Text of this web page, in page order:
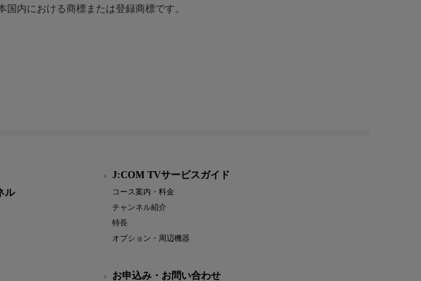
内における商標または登録商標です。
ル
J:COM TVサービスガイド
コース案内・料金
チャンネル紹介
特長
オプション・周辺機器
お申込み・お問い合わせ